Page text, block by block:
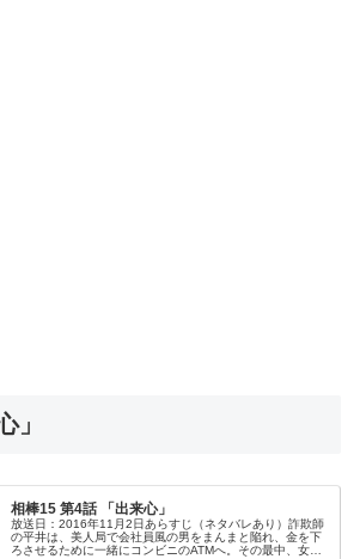
」
相棒15 第4話 「出来心」
放送日：2016年11月2日あらすじ（ネタバレあり）詐欺師
の平井は、美人局で会社員風の男をまんまと陥れ、金を下
ろさせるために一緒にコンビニのATMへ。その最中、女性